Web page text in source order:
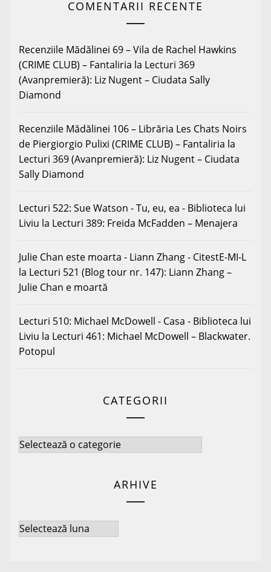
COMENTARII RECENTE
Recenziile Mădălinei 69 – Vila de Rachel Hawkins
(CRIME CLUB) – Fantaliria la Lecturi 369
(Avanpremieră): Liz Nugent – Ciudata Sally
Diamond
Recenziile Mădălinei 106 – Librăria Les Chats Noirs
de Piergiorgio Pulixi (CRIME CLUB) – Fantaliria la
Lecturi 369 (Avanpremieră): Liz Nugent – Ciudata
Sally Diamond
Lecturi 522: Sue Watson - Tu, eu, ea - Biblioteca lui
Liviu la Lecturi 389: Freida McFadden – Menajera
Julie Chan este moarta - Liann Zhang - CitestE-MI-L
la Lecturi 521 (Blog tour nr. 147): Liann Zhang –
Julie Chan e moartă
Lecturi 510: Michael McDowell - Casa - Biblioteca lui
Liviu la Lecturi 461: Michael McDowell – Blackwater.
Potopul
CATEGORII
Categorii
ARHIVE
Arhive